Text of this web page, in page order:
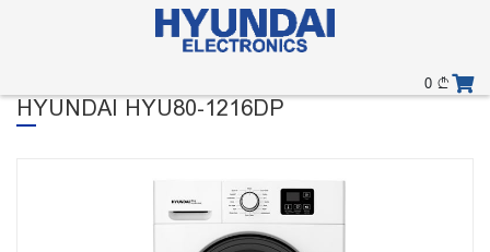
0
HYUNDAI HYU80-1216DP